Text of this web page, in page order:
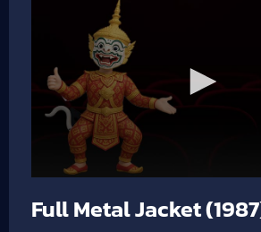
Full Metal Jacket